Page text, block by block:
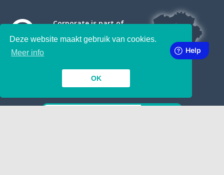
Deze website maakt gebruik van cookies.
Meer info
OK
Corporate is part of